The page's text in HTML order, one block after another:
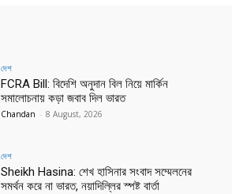
দেশ
FCRA Bill: বিদেশি অনুদান বিল নিয়ে মার্কিন
সমালোচনায় কড়া জবাব দিল ভারত
Chandan - 8 August, 2026
দেশ
Sheikh Hasina: শেখ হাসিনার সংবাদ সম্মেলনের
সমর্থন করে না ভারত, নয়াদিল্লির স্পষ্ট বার্তা